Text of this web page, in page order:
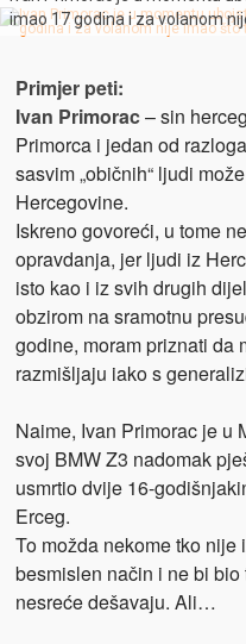
imao 17 godina i za volanom
Primjer peti:
Ivan Primorac– sin
Primorca i jedan od
sasvim „običnih“ ljudi
Hercegovine.
Iskreno govoreći, u tome
opravdanja, jer ljudi iz
isto kao i iz svih drugih
obzirom na sramotnu
godine, moram priznati da
razmišljaju iako s
Naime, Ivan Primorac je u
svoj BMW Z3 nadomak
usmrtio dvije 16-
Erceg.
To možda nekome tko
besmislen način i ne bi
nesreće dešavaju. Ali…